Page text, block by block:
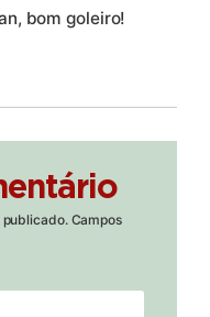
bom goleiro!
publicado. Campos